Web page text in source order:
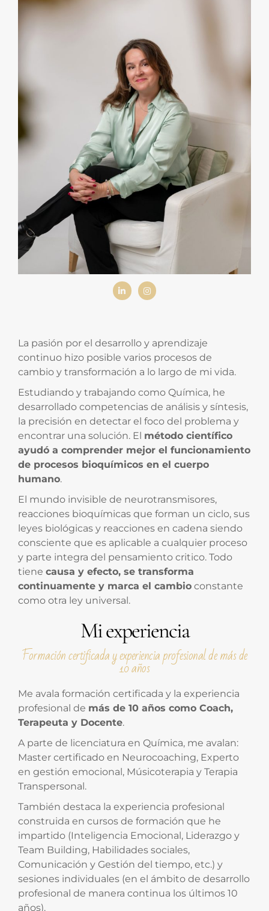
La pasión por el desarrollo y aprendizaje
continuo hizo posible varios procesos de
cambio y transformación a lo largo de mi vida.
Estudiando y trabajando como Química, he
desarrollado competencias de análisis y síntesis,
la precisión en detectar el foco del problema y
encontrar una solución. El método científico
ayudó a comprender mejor el funcionamiento
de procesos bioquímicos en el cuerpo
humano.
El mundo invisible de neurotransmisores,
reacciones bioquímicas que forman un ciclo, sus
leyes biológicas y reacciones en cadena siendo
consciente que es aplicable a cualquier proceso
y parte integra del pensamiento critico. Todo
tiene causa y efecto, se transforma
continuamente y marca el cambio constante
como otra ley universal.
Mi experiencia
Formación certificada y experiencia profesional de más de
10 años
Me avala formación certificada y la experiencia
profesional de más de 10 años como Coach,
Terapeuta y Docente.
A parte de licenciatura en Química, me avalan:
Master certificado en Neurocoaching, Experto
en gestión emocional, Músicoterapia y Terapia
Transpersonal.
También destaca la experiencia profesional
construida en cursos de formación que he
impartido (Inteligencia Emocional, Liderazgo y
Team Building, Habilidades sociales,
Comunicación y Gestión del tiempo, etc.) y
sesiones individuales (en el ámbito de desarrollo
profesional de manera continua los últimos 10
años).